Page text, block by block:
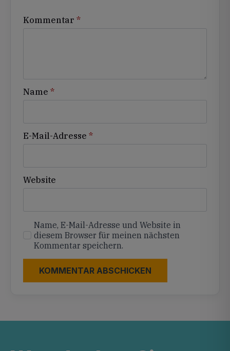
Kommentar *
Name *
E-Mail-Adresse *
Website
Name, E-Mail-Adresse und Website in
diesem Browser für meinen nächsten
Kommentar speichern.